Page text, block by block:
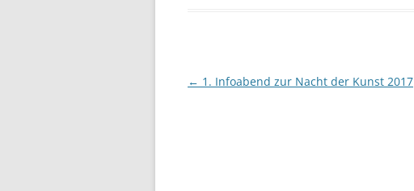
Beitragsnavigation
← 1. Infoabend zur Nacht der Kunst 2017